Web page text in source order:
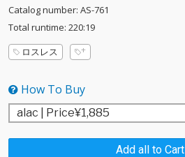
Catalog number: AS-761
Total runtime: 220:19
ロスレス
How To Buy
Add all to Cart